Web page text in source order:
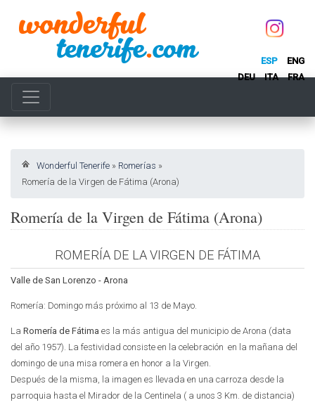
ESP
ENG
DEU
ITA FRA
Wonderful Tenerife » Romerías »
Romería de la Virgen de Fátima (Arona)
Romería de la Virgen de Fátima (Arona)
ROMERÍA DE LA VIRGEN DE FÁTIMA
Valle de San Lorenzo - Arona
Romería: Domingo más próximo al 13 de Mayo.
La Romería de Fátima es la más antigua del municipio de Arona (data
del año 1957). La festividad consiste en la celebración en la mañana del
domingo de una misa romera en honor a la Virgen.
Después de la misma, la imagen es llevada en una carroza desde la
parroquia hasta el Mirador de la Centinela ( a unos 3 Km. de distancia)